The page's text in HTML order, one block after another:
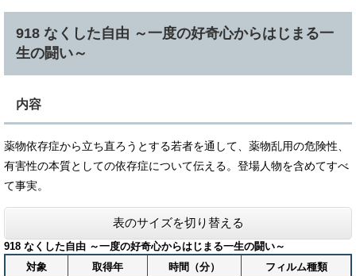
918 なくした自由 ～一度の好奇心からはじまる一
生の闘い～
内容
薬物依存症から立ち直ろうとする若者を通して、薬物乱用の危険性、
有害性の本質としての依存症について伝える。登場人物を含めてすべ
て事実。
表のサイズを切り替える
918 なくした自由 ～一度の好奇心からはじまる一生の闘い～
対象
取得年 時間（分） フィルム種類